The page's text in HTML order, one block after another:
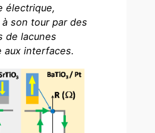
électrique,
son tour par des
de lacunes
aux interfaces.